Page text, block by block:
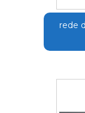
rede